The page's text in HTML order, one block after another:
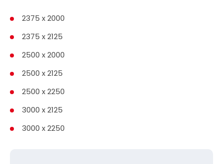
2375 x 2000
2375 x 2125
2500 x 2000
2500 x 2125
2500 x 2250
3000 x 2125
3000 x 2250